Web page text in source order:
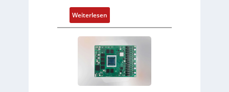
Z
u
s
t
a
n
d
f
ü
r
m
e
h
r
Weiterlesen:
F
l
e
x
i
b